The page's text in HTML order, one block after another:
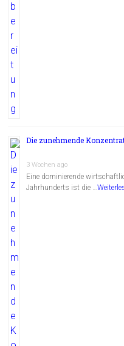
Die zunehmende
3 Wochen ago
Eine dominierende
Jahrhunderts ist die …